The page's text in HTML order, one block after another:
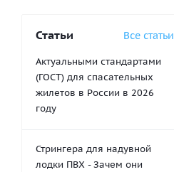
Статьи Все статьи
Актуальными стандартами
(ГОСТ) для спасательных
жилетов в России в 2026
году
Стрингера для надувной
лодки ПВХ - Зачем они